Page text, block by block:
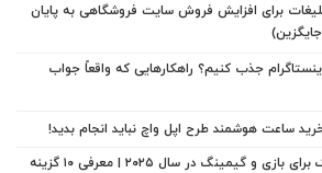
برای افزایش فروش سایت فروشگاهی به پایان
جذب کنیم؟ راهکارهایی که واقعاً جواب
مناسب‌ترین کارت گرافیک برای بازی و گیمینگ در سال ۲۰۲۵ | معرفی ۱۰ گزینه